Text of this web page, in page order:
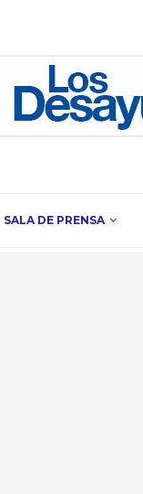
SALA DE PRENSA